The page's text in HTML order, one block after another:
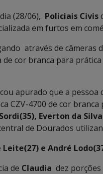
(28/06), Policiais Civis
em furtos em
através de
cor branca para
apurado que a pessoa
CZV-4700 de cor
Everton da
de Dourados
e André
de Claudia dez